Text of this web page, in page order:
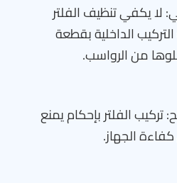
لا يكفي تنظيف الفلتر
الداخلية بقطعة
من الرواسب.
الفلتر بإحكام يمنع
الجهاز.